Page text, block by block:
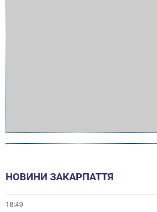
НОВИНИ ЗАКАРПАТТЯ
18:49